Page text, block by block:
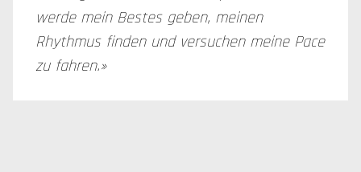
werde mein Bestes geben, meinen
Rhythmus finden und versuchen meine Pace
zu fahren.»